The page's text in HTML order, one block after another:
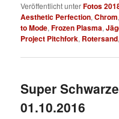
Veröffentlicht unterFotos
Aesthetic Perfection,Chrom,
to Mode,Frozen Plasma,
Project Pitchfork, Rotersand
Super
01.10.2016